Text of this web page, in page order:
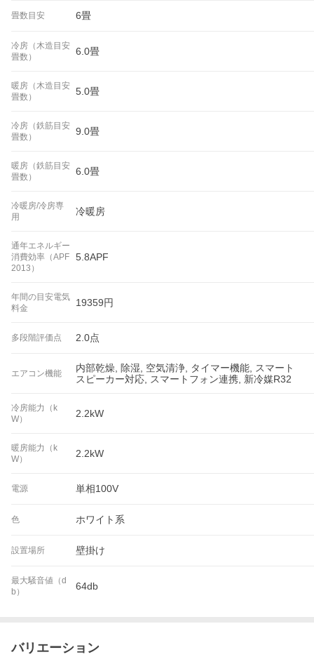
畳数目安 6畳
冷房（木造目安
畳数）
6.0畳
暖房（木造目安
畳数）
5.0畳
冷房（鉄筋目安
畳数）
9.0畳
暖房（鉄筋目安
畳数）
6.0畳
冷暖房/冷房専
用
冷暖房
通年エネルギー
消費効率（APF
2013）
5.8APF
年間の目安電気
料金
19359円
多段階評価点 2.0点
エアコン機能
内部乾燥, 除湿, 空気清浄, タイマー機能, スマート
スピーカー対応, スマートフォン連携, 新冷媒R32
冷房能力（k
W）
2.2kW
暖房能力（k
W）
2.2kW
電源 単相100V
色 ホワイト系
設置場所 壁掛け
最大騒音値（d
b）
64db
バリエーション